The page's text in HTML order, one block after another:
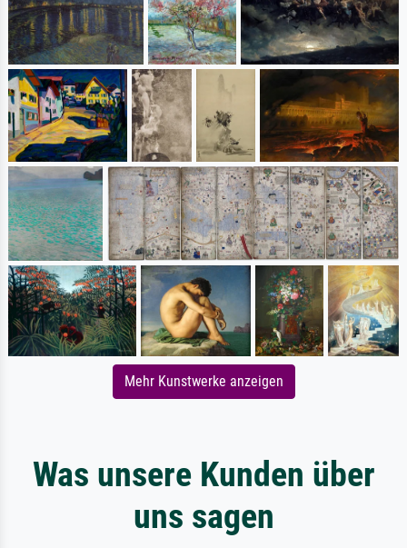
Mehr Kunstwerke anzeigen
Was unsere Kunden über
uns sagen